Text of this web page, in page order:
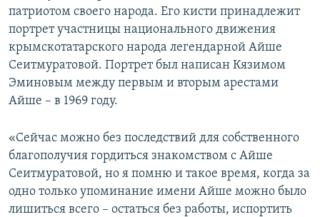
патриотом своего народа. Его кисти принадлежит
портрет участницы национального движения
крымскотатарского народа легендарной Айше
Сеитмуратовой. Портрет был написан Кязимом
Эминовым между первым и вторым арестами
Айше – в 1969 году.
«Сейчас можно без последствий для собственного
благополучия гордиться знакомством с Айше
Сеитмуратовой, но я помню и такое время, когда за
одно только упоминание имени Айше можно было
лишиться всего – остаться без работы, испортить